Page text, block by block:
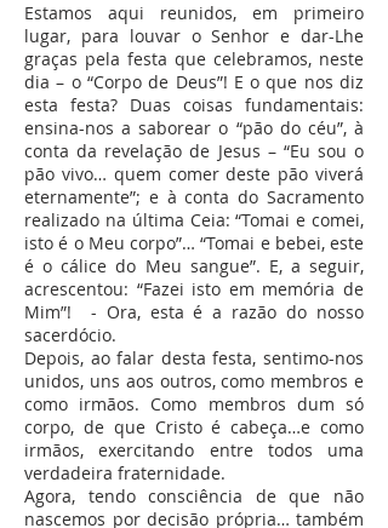
Estamos aqui reunidos, em primeiro
lugar, para louvar o Senhor e dar-Lhe
graças pela festa que celebramos, neste
dia – o “Corpo de Deus”! E o que nos diz
esta festa? Duas coisas fundamentais:
ensina-nos a saborear o “pão do céu”, à
conta da revelação de Jesus – “Eu sou o
pão vivo… quem comer deste pão viverá
eternamente”; e à conta do Sacramento
realizado na última Ceia: “Tomai e comei,
isto é o Meu corpo”… “Tomai e bebei, este
é o cálice do Meu sangue”. E, a seguir,
acrescentou: “Fazei isto em memória de
Mim”! - Ora, esta é a razão do nosso
sacerdócio.
Depois, ao falar desta festa, sentimo-nos
unidos, uns aos outros, como membros e
como irmãos. Como membros dum só
corpo, de que Cristo é cabeça…e como
irmãos, exercitando entre todos uma
verdadeira fraternidade.
Agora, tendo consciência de que não
nascemos por decisão própria… também